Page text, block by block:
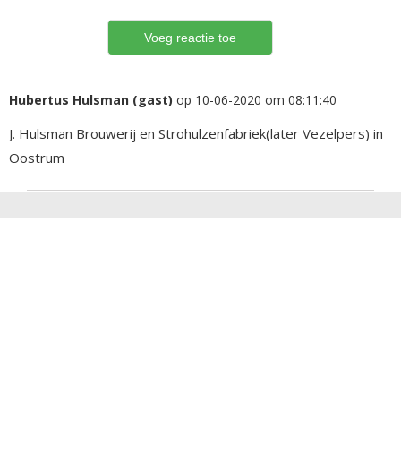
Hubertus Hulsman (gast) op 10-06-2020 om 08:11:40
J. Hulsman Brouwerij en Strohulzenfabriek(later Vezelpers) in
Oostrum